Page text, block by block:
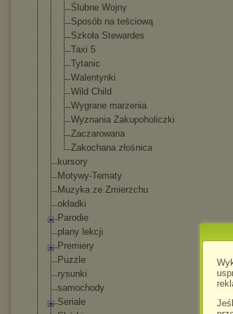
Ślubne Wojny
Sposób na teściową
Szkoła Stewardes
Taxi 5
Tytanic
Walentynki
Wild Child
Wygrane marzenia
Wyznania Zakupoholiczki
Zaczarowana
Zakochana złośnica
kursory
Motywy-Tematy
Muzyka ze Zmierzchu
okładki
Parodie
plany lekcji
Premiery
Puzzle
rysunki
samochody
Seriale